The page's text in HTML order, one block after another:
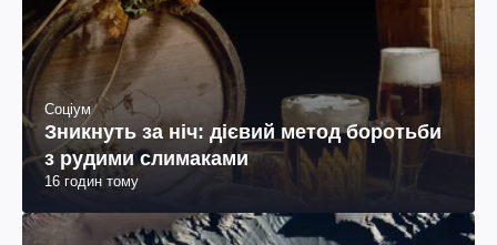
Соціум
Зникнуть за ніч: дієвий метод боротьби
з рудими слимаками
16 годин тому